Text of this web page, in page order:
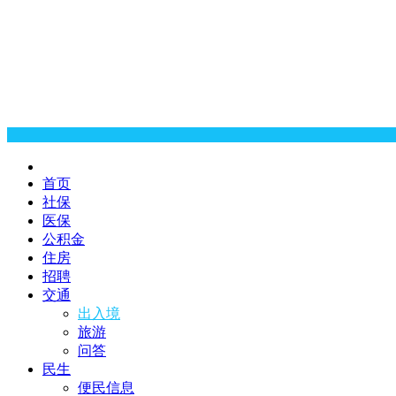
首页
社保
医保
公积金
住房
招聘
交通
出入境
旅游
问答
民生
便民信息